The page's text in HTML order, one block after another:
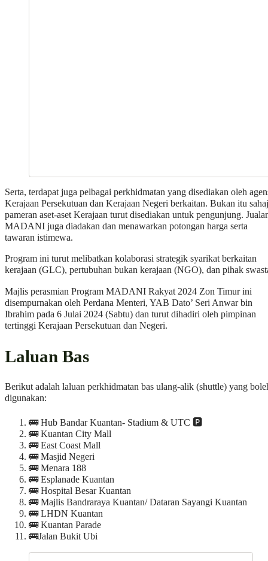
Serta, terdapat juga pelbagai perkhidmatan yang disediakan oleh
Kerajaan Persekutuan dan Kerajaan Negeri berkaitan. Bukan itu
pameran aset-aset Kerajaan turut disediakan untuk pengunjung.
MADANI juga diadakan dan menawarkan potongan harga serta
tawaran istimewa.
Program ini turut melibatkan kolaborasi strategik syarikat berkaitan
kerajaan (GLC), pertubuhan bukan kerajaan (NGO), dan pihak
Majlis perasmian Program MADANI Rakyat 2024 Zon Timur ini
disempurnakan oleh Perdana Menteri, YAB Dato’ Seri Anwar bin
Ibrahim pada 6 Julai 2024 (Sabtu) dan turut dihadiri oleh pimpinan
tertinggi Kerajaan Persekutuan dan Negeri.
Laluan Bas
Berikut adalah laluan perkhidmatan bas ulang-alik (shuttle) yang
digunakan:
🚌 Hub Bandar Kuantan- Stadium & UTC 🅿️
🚌 Kuantan City Mall
🚌 East Coast Mall
🚌 Masjid Negeri
🚌 Menara 188
🚌 Esplanade Kuantan
🚌 Hospital Besar Kuantan
🚌 Majlis Bandraraya Kuantan/ Dataran Sayangi Kuantan
🚌 LHDN Kuantan
🚌 Kuantan Parade
🚌Jalan Bukit Ubi